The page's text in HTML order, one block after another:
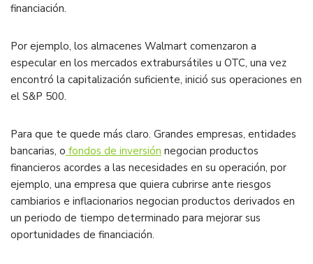
financiación.
Por ejemplo, los almacenes Walmart comenzaron a
especular en los mercados extrabursátiles u OTC, una vez
encontró la capitalización suficiente, inició sus operaciones en
el S&P 500.
Para que te quede más claro. Grandes empresas, entidades
bancarias, o fondos de inversión negocian productos
financieros acordes a las necesidades en su operación, por
ejemplo, una empresa que quiera cubrirse ante riesgos
cambiarios e inflacionarios negocian productos derivados en
un periodo de tiempo determinado para mejorar sus
oportunidades de financiación.